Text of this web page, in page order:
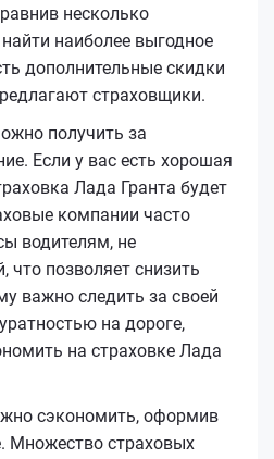
несколько
наиболее выгодное
дополнительные скидки
страховщики.
получить за
Если у вас есть хорошая
Лада Гранта будет
компании часто
водителям, не
позволяет снизить
важно следить за своей
на дороге,
на страховке Лада
сэкономить, оформив
Множество страховых